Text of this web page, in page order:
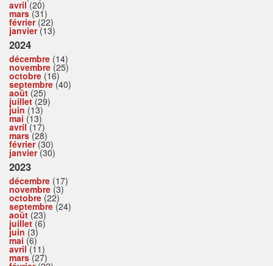
avril(20)
mars(31)
février(22)
janvier(13)
2024
décembre (14)
novembre (25)
octobre (16)
septembre (40)
août (25)
juillet(29)
juin (13)
mai (13)
avril(17)
mars(28)
février(30)
janvier(30)
2023
décembre (17)
novembre (3)
octobre (22)
septembre (24)
août (23)
juillet(6)
juin (3)
mai (6)
avril(11)
mars(27)